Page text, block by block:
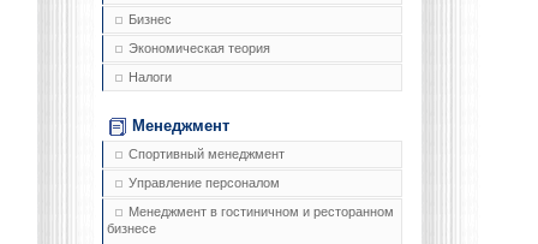
Бизнес
Экономическая теория
Налоги
Менеджмент
Спортивный менеджмент
Управление персоналом
Менеджмент в гостиничном и ресторанном
бизнесе